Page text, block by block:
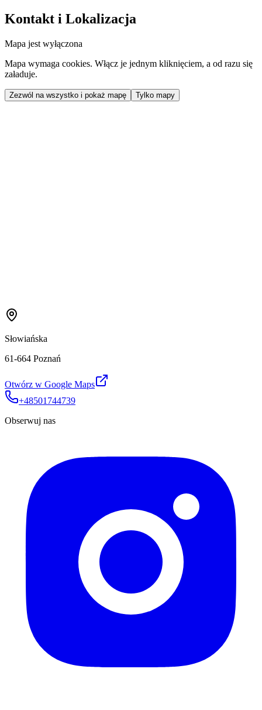
Kontakt i Lokalizacja
Mapa jest wyłączona
Mapa wymaga cookies. Włącz je jednym kliknięciem, a od razu się
załaduje.
Zezwól na wszystko i pokaż mapę Tylko mapy
Słowiańska
61-664 Poznań
Otwórz w Google Maps
+48501744739
Obserwuj nas